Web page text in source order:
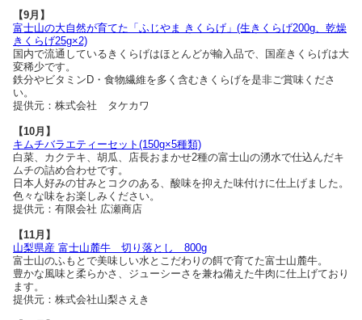
【9月】
富士山の大自然が育てた「ふじやま きくらげ」(生きくらげ200g、乾燥
きくらげ25g×2)
国内で流通しているきくらげはほとんどが輸入品で、国産きくらげは大
変稀少です。
鉄分やビタミンD・食物繊維を多く含むきくらげを是非ご賞味くださ
い。
提供元：株式会社 タケカワ
【10月】
キムチバラエティーセット(150g×5種類)
白菜、カクテキ、胡瓜、店長おまかせ2種の富士山の湧水で仕込んだキ
ムチの詰め合わせです。
日本人好みの甘みとコクのある、酸味を抑えた味付けに仕上げました。
色々な味をお楽しみください。
提供元：有限会社 広瀬商店
【11月】
山梨県産 富士山麓牛 切り落とし 800g
富士山のふもとで美味しい水とこだわりの餌で育てた富士山麓牛。
豊かな風味と柔らかさ、ジューシーさを兼ね備えた牛肉に仕上げており
ます。
提供元：株式会社山梨さえき